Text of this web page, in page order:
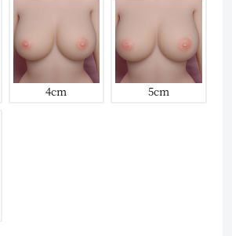
4cm 5cm